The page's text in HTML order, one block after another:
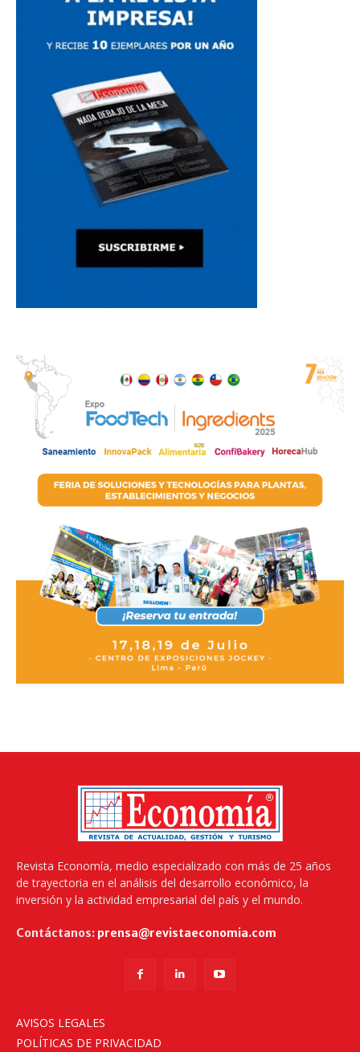
Revista Economía, medio especializado con más de 25 años
de trayectoria en el análisis del desarrollo económico, la
inversión y la actividad empresarial del país y el mundo.
Contáctanos: prensa@revistaeconomia.com
AVISOS LEGALES
POLÍTICAS DE PRIVACIDAD